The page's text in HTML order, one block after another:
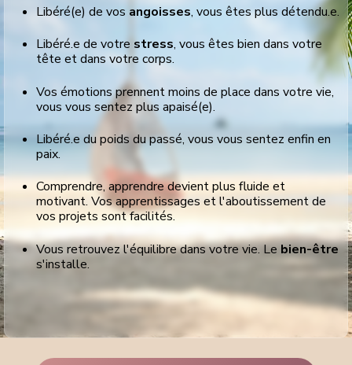
Libéré(e) de vos angoisses, vous êtes plus détendu.e.
Libéré.e de votre stress, vous êtes bien dans votre
tête et dans votre corps.
Vos émotions prennent moins de place dans votre vie,
vous vous sentez plus apaisé(e).
Libéré.e du poids du passé, vous vous sentez enfin en
paix.
Comprendre, apprendre devient plus fluide et
motivant. Vos apprentissages et l'aboutissement de
vos projets sont facilités.
Vous retrouvez l'équilibre dans votre vie. Le bien-être
s'installe.